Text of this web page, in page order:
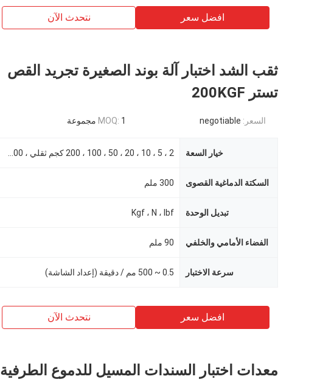
افضل سعر نتحدث الآن
ثقب الشد اختبار آلة بوند الصغيرة تجريد القص
تستر 200KGF
السعر: negotiable
MOQ: 1 مجموعة
خيار السعة
السكتة الدماغية القصوى 300 ملم
تبديل الوحدة Kgf ، N ، lbf
الفضاء الأمامي والخلفي 90 ملم
سرعة الاختبار 0.5 ~ 500 مم / دقيقة (إعداد الشاشة)
افضل سعر نتحدث الآن
معدات اختبار السندات المسيل للدموع الطرفية